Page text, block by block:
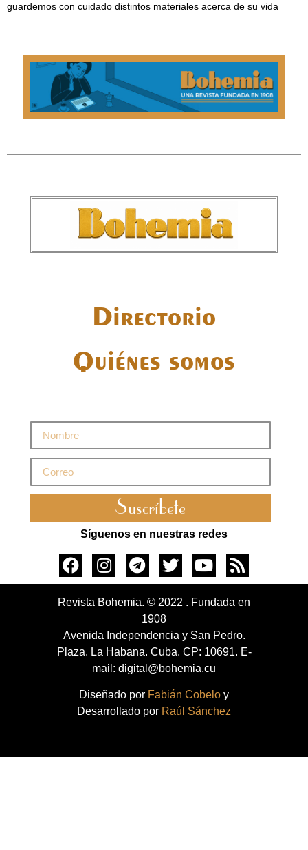
guardemos con cuidado distintos materiales acerca de su vida
Directorio
Quiénes somos
Suscríbete
Síguenos en nuestras redes
Revista Bohemia. © 2022 . Fundada en
1908
Avenida Independencia y San Pedro.
Plaza. La Habana. Cuba. CP: 10691. E-
mail: digital@bohemia.cu
Diseñado por Fabián Cobelo y
Desarrollado por Raúl Sánchez